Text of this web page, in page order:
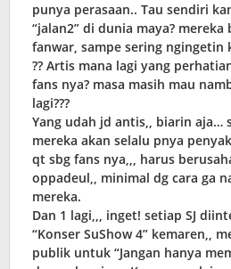
punya perasaan.. Tau sendiri
“jalan2” di dunia maya?
fanwar, sampe sering ngingetin
?? Artis mana lagi yang
fans nya? masa masih mau
lagi???
Yang udah jd antis,, biarin aja…
mereka akan selalu pnya
qt sbg fans nya,,, harus
oppadeul,, minimal dg cara ga
mereka.
Dan 1 lagi,,, inget! setiap SJ
“Konser SuShow 4” kemaren,,
publik untuk “Jangan hanya